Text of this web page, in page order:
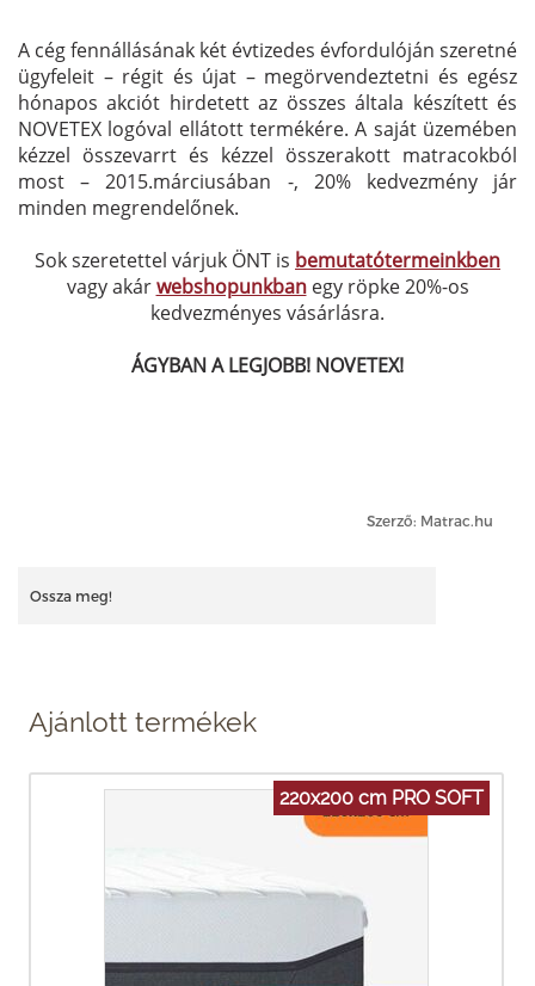
A cég fennállásának két évtizedes évfordulóján szeretné
ügyfeleit – régit és újat – megörvendeztetni és egész
hónapos akciót hirdetett az összes általa készített és
NOVETEX logóval ellátott termékére. A saját üzemében
kézzel összevarrt és kézzel összerakott matracokból
most – 2015.márciusában -, 20% kedvezmény jár
minden megrendelőnek.
Sok szeretettel várjuk ÖNT is bemutatótermeinkben
vagy akárwebshopunkbanegy röpke 20%-os
kedvezményes vásárlásra.
ÁGYBAN A LEGJOBB! NOVETEX!
Szerző: Matrac.hu
Ossza meg!
Ajánlott termékek
220x200 cm PRO SOFT